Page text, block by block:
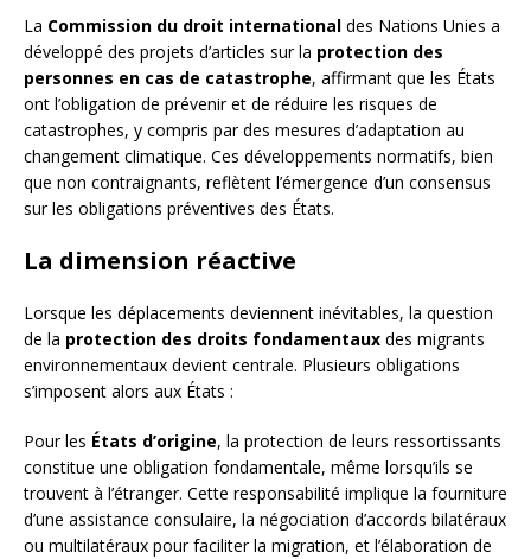
La Commission du droit international des Nations Unies a
développé des projets d’articles sur la protection des
personnes en cas de catastrophe, affirmant que les États
ont l’obligation de prévenir et de réduire les risques de
catastrophes, y compris par des mesures d’adaptation au
changement climatique. Ces développements normatifs, bien
que non contraignants, reflètent l’émergence d’un consensus
sur les obligations préventives des États.
La dimension réactive
Lorsque les déplacements deviennent inévitables, la question
de la protection des droits fondamentaux des migrants
environnementaux devient centrale. Plusieurs obligations
s’imposent alors aux États :
Pour les États d’origine, la protection de leurs ressortissants
constitue une obligation fondamentale, même lorsqu’ils se
trouvent à l’étranger. Cette responsabilité implique la fourniture
d’une assistance consulaire, la négociation d’accords bilatéraux
ou multilatéraux pour faciliter la migration, et l’élaboration de